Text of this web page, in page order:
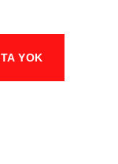
YOK